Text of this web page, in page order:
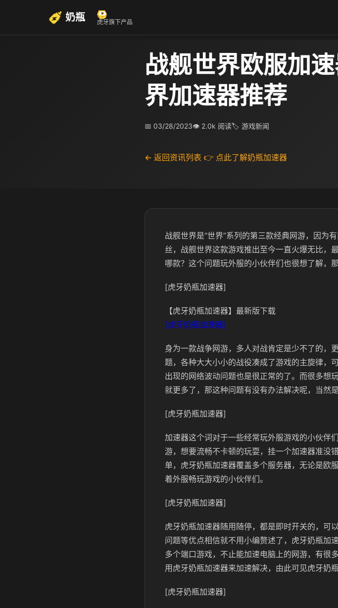
奶瓶 虎牙旗下产品
战舰世界欧服加
界加速器推荐
📅 03/28/2023👁 2.0k 阅读🏷 游戏新闻
← 返回资讯列表 👉 点此了解奶瓶加速器
战舰世界是“世界”系列的第三款经典网游，因为
丝，战舰世界这款游戏推出至今一直火爆无比，
哪款？这个问题玩外服的小伙伴们也很想了解，
[虎牙奶瓶加速器]
【虎牙奶瓶加速器】最新版下载
[虎牙奶瓶加速器]
身为一款战争网游，多人对战肯定是少不了的，
题，各种大大小小的战役凑成了游戏的主旋律，
出现的网络波动问题也是很正常的了。而很多想
就更多了，那这种问题有没有办法解决呢，当然
[虎牙奶瓶加速器]
加速器这个词对于一些经常玩外服游戏的小伙伴
游，想要流畅不卡顿的玩耍，挂一个加速器准没
单，虎牙奶瓶加速器覆盖多个服务器，无论是欧
着外服畅玩游戏的小伙伴们。
[虎牙奶瓶加速器]
虎牙奶瓶加速器随用随停，都是即时开关的，可
问题等优点相信就不用小编赘述了，虎牙奶瓶加
多个端口游戏，不止能加速电脑上的网游，有很
用虎牙奶瓶加速器来加速解决，由此可见虎牙奶
[虎牙奶瓶加速器]